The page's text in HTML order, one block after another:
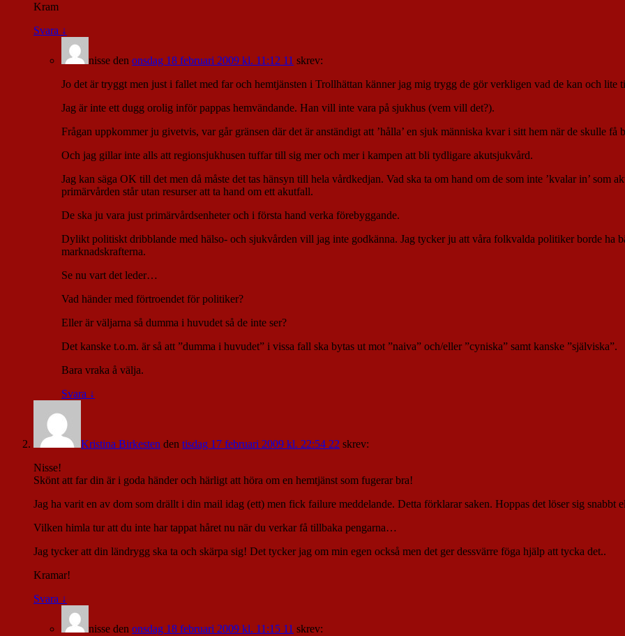
Kram
Svara ↓
nisse den onsdag 18 februari 2009 kl. 11:12 11 skrev:
Jo det är tryggt men just i fallet med far och hemtjänsten i Trollhättan känner jag mig trygg de gör verkligen vad de kan och lite
Jag är inte ett dugg orolig inför pappas hemvändande. Han vill inte vara på sjukhus (vem vill det?).
Frågan uppkommer ju givetvis, var går gränsen där det är anständigt att ’hålla’ en sjuk människa kvar i sitt hem när de skulle
Och jag gillar inte alls att regionsjukhusen tuffar till sig mer och mer i kampen att bli tydligare akutsjukvård.
Jag kan säga OK till det men då måste det tas hänsyn till hela vårdkedjan. Vad ska ta om hand om de som inte ’kvalar in’ som
primärvården står utan resurser att ta hand om ett akutfall.
De ska ju vara just primärvårdsenheter och i första hand verka förebyggande.
Dylikt politiskt dribblande med hälso- och sjukvården vill jag inte godkänna. Jag tycker ju att våra folkvalda politiker borde ha
marknadskrafterna.
Se nu vart det leder…
Vad händer med förtroendet för politiker?
Eller är väljarna så dumma i huvudet så de inte ser?
Det kanske t.o.m. är så att ”dumma i huvudet” i vissa fall ska bytas ut mot ”naiva” och/eller ”cyniska” samt kanske ”själviska”.
Bara vraka å välja.
Svara ↓
Kristina Birkesten den tisdag 17 februari 2009 kl. 22:54 22 skrev:
Nisse!
Skönt att far din är i goda händer och härligt att höra om en hemtjänst som fugerar bra!
Jag ha varit en av dom som drällt i din mail idag (ett) men fick failure meddelande. Detta förklarar saken. Hoppas det löser sig snabbt
Vilken himla tur att du inte har tappat håret nu när du verkar få tillbaka pengarna…
Jag tycker att din ländrygg ska ta och skärpa sig! Det tycker jag om min egen också men det ger dessvärre föga hjälp att tycka det..
Kramar!
Svara ↓
nisse den onsdag 18 februari 2009 kl. 11:15 11 skrev: